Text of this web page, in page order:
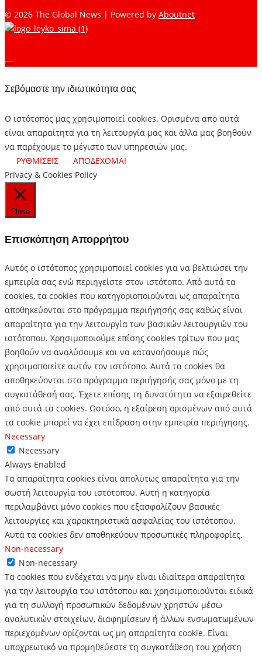
© 2026 The Global News | Powered by Aboutnet
Σεβόμαστε την ιδιωτικότητα σας
Ο ιστότοπός μας χρησιμοποιεί cookies. Ορισμένα από αυτά
είναι απαραίτητα για τη λειτουργία μας και άλλα μας βοηθούν
να παρέχουμε το μέγιστο των υπηρεσιών μας.
ΡΥΘΜΙΣΕΙΣ
ΑΠΟΔΕΧΟΜΑΙ
Privacy & Cookies Policy
Close
Επισκόπηση Απορρήτου
Αυτός ο ιστότοπος χρησιμοποιεί cookies για να βελτιώσει την
εμπειρία σας ενώ περιηγείστε στον ιστότοπο. Από αυτά τα
cookies, τα cookies που κατηγοριοποιούνται ως απαραίτητα
αποθηκεύονται στο πρόγραμμα περιήγησής σας καθώς είναι
απαραίτητα για την λειτουργία των βασικών λειτουργιών του
ιστότοπου. Χρησιμοποιούμε επίσης cookies τρίτων που μας
βοηθούν να αναλύσουμε και να κατανοήσουμε πώς
χρησιμοποιείτε αυτόν τον ιστότοπο. Αυτά τα cookies θα
αποθηκεύονται στο πρόγραμμα περιήγησής σας μόνο με τη
συγκατάθεσή σας. Έχετε επίσης τη δυνατότητα να εξαιρεθείτε
από αυτά τα cookies. Ωστόσο, η εξαίρεση ορισμένων από αυτά
τα cookie μπορεί να έχει επίδραση στην εμπειρία περιήγησης.
Necessary
Necessary
Always Enabled
Τα απαραίτητα cookies είναι απολύτως απαραίτητα για την
σωστή λειτουργία του ιστότοπου. Αυτή η κατηγορία
περιλαμβάνει μόνο cookies που εξασφαλίζουν βασικές
λειτουργίες και χαρακτηριστικά ασφαλείας του ιστότοπου.
Αυτά τα cookies δεν αποθηκεύουν προσωπικές πληροφορίες.
Non-necessary
Non-necessary
Τα cookies που ενδέχεται να μην είναι ιδιαίτερα απαραίτητα
για την λειτουργία του ιστότοπου και χρησιμοποιούνται ειδικά
για τη συλλογή προσωπικών δεδομένων χρηστών μέσω
αναλυτικών στοιχείων, διαφημίσεων ή άλλων ενσωματωμένων
περιεχομένων ορίζονται ως μη απαραίτητα cookie. Είναι
υποχρεωτικό να προμηθεύεστε τη συγκατάθεση του χρήστη